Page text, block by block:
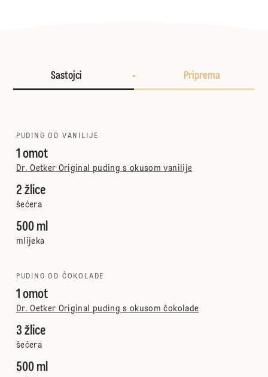
Sastojci Priprema
PUDING OD VANILIJE
1 omot
Dr. Oetker Original puding s okusom vanilije
2 žlice
šećera
500 ml
mlijeka
PUDING OD ČOKOLADE
1 omot
Dr. Oetker Original puding s okusom čokolade
3 žlice
šećera
500 ml